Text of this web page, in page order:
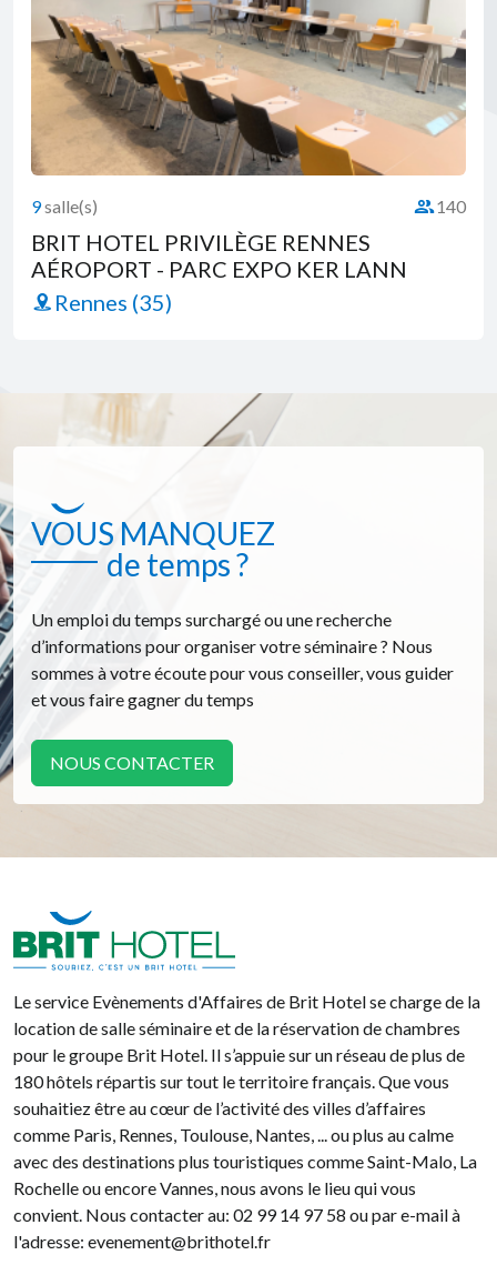
BRIT HOTEL PRIVILÈGE RENNES
AÉROPORT - PARC EXPO KER LANN
9salle(s) Capacité :
140
Rennes (35)
VOUS MANQUEZ
de temps ?
Un emploi du temps surchargé ou une recherche
d’informations pour organiser votre séminaire ? Nous
sommes à votre écoute pour vous conseiller, vous guider
et vous faire gagner du temps
NOUS CONTACTER
Brit Hotel
Le service Evènements d'Affaires de Brit Hotel se charge de la
location de salle séminaire et de la réservation de chambres
pour le groupe Brit Hotel. Il s’appuie sur un réseau de plus de
180 hôtels répartis sur tout le territoire français. Que vous
souhaitiez être au cœur de l’activité des villes d’affaires
comme Paris, Rennes, Toulouse, Nantes, ... ou plus au calme
avec des destinations plus touristiques comme Saint-Malo, La
Rochelle ou encore Vannes, nous avons le lieu qui vous
convient. Nous contacter au: 02 99 14 97 58 ou par e-mail à
l'adresse: evenement@brithotel.fr